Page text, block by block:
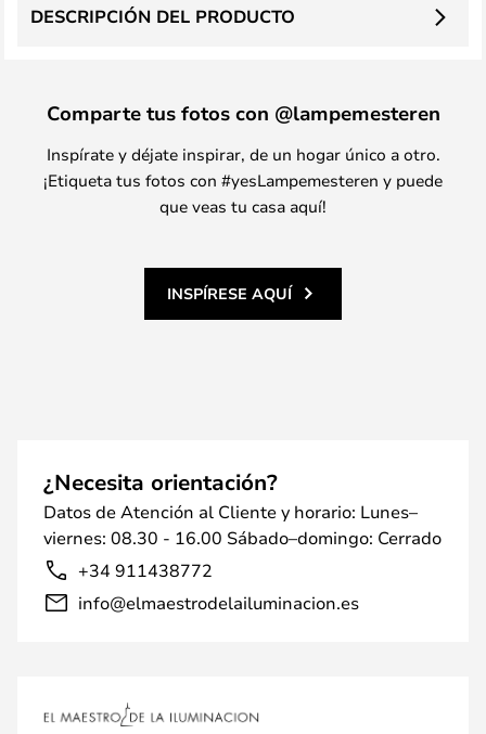
DESCRIPCIÓN DEL PRODUCTO
Comparte tus fotos con @lampemesteren
Inspírate y déjate inspirar, de un hogar único a otro.
¡Etiqueta tus fotos con #yesLampemesteren y puede
que veas tu casa aquí!
INSPÍRESE AQUÍ
¿Necesita orientación?
Datos de Atención al Cliente y horario: Lunes–
viernes: 08.30 - 16.00 Sábado–domingo: Cerrado
+34 911438772
info@elmaestrodelailuminacion.es